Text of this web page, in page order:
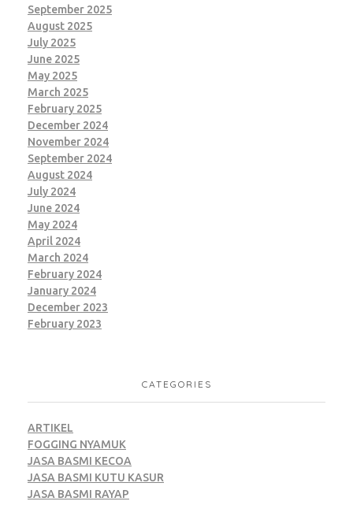
September 2025
August 2025
July 2025
June 2025
May 2025
March 2025
February 2025
December 2024
November 2024
September 2024
August 2024
July 2024
June 2024
May 2024
April 2024
March 2024
February 2024
January 2024
December 2023
February 2023
CATEGORIES
ARTIKEL
FOGGING NYAMUK
JASA BASMI KECOA
JASA BASMI KUTU KASUR
JASA BASMI RAYAP